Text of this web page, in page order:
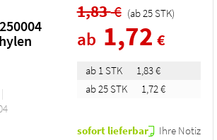
1,83€ (ab25 STK)
ab 1,72 €
ab 1 STK
1,83 €
ab 25 STK
1,72 €
sofort lieferbar Ihre Notiz